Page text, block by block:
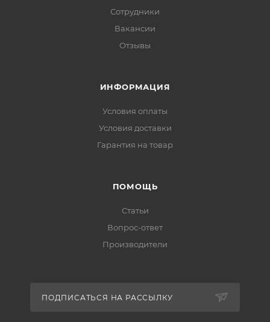
Сотрудники
Вакансии
Отзывы
ИНФОРМАЦИЯ
Условия оплаты
Условия доставки
Гарантия на товар
ПОМОЩЬ
Статьи
Вопрос-ответ
Производители
ПОДПИСАТЬСЯ НА РАССЫЛКУ